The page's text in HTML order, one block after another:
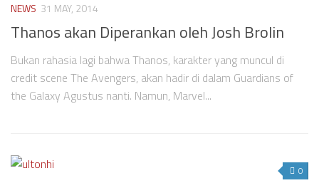
NEWS 31 MAY, 2014
Thanos akan Diperankan oleh Josh Brolin
Bukan rahasia lagi bahwa Thanos, karakter yang muncul di
credit scene The Avengers, akan hadir di dalam Guardians of
the Galaxy Agustus nanti. Namun, Marvel...
0